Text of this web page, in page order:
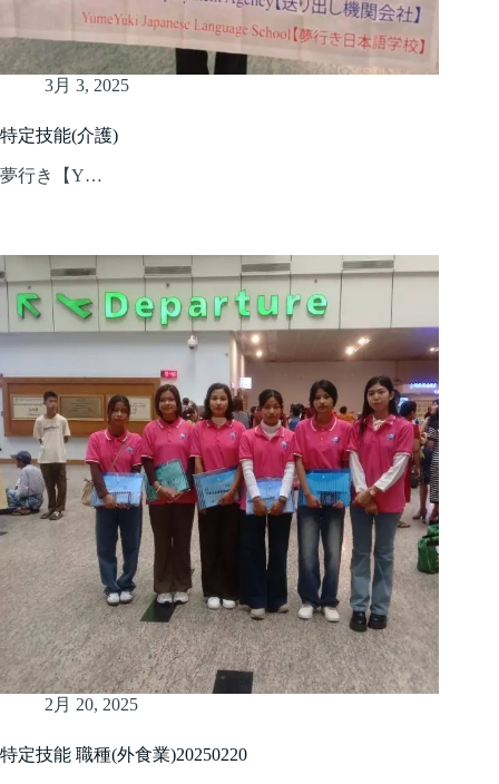
3月 3, 2025
特定技能(介護)
夢行き【Y…
2月 20, 2025
特定技能 職種(外食業)20250220